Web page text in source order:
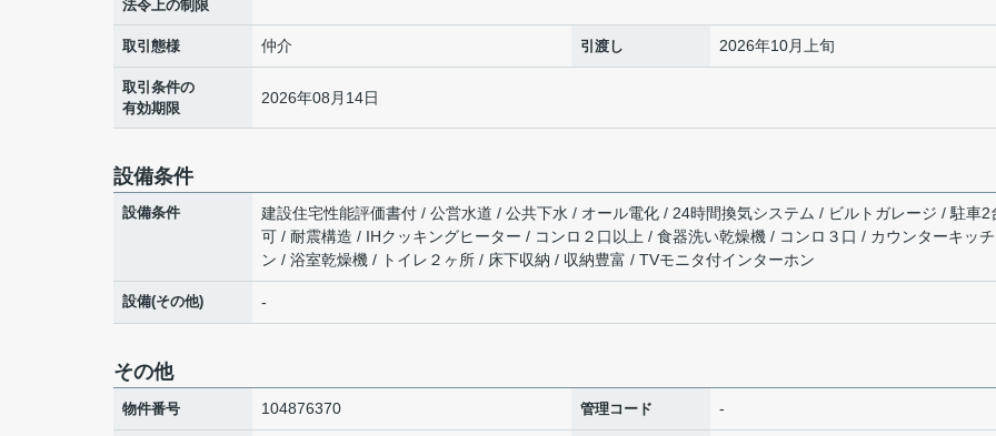
法令上の制限
取引態様 仲介 引渡し 2026年10月上旬
取引条件の
有効期限
2026年08月14日
設備条件
設備条件
建設住宅性能評価書付 / 公営水道 / 公共下水 / オール電化 / 24時間換気システム / ビルトガレージ / 駐車2
可 / 耐震構造 / IHクッキングヒーター / コンロ２口以上 / 食器洗い乾燥機 / コンロ３口 / カウンターキッチ
ン / 浴室乾燥機 / トイレ２ヶ所 / 床下収納 / 収納豊富 / TVモニタ付インターホン
設備(その他) -
その他
物件番号 104876370 管理コード -